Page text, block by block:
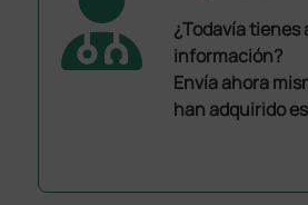
¿Todavía tienes
información?
Envía ahora
han adquirido